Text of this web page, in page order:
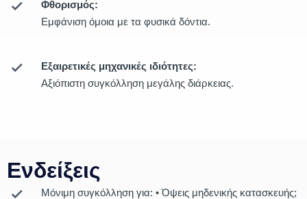
Φθορισμός:
Εμφάνιση όμοια με τα φυσικά δόντια.
Εξαιρετικές μηχανικές ιδιότητες:
Αξιόπιστη συγκόλληση μεγάλης διάρκειας.
Ενδείξεις
Μόνιμη συγκόλληση για: • Όψεις μηδενικής κατασκευής;